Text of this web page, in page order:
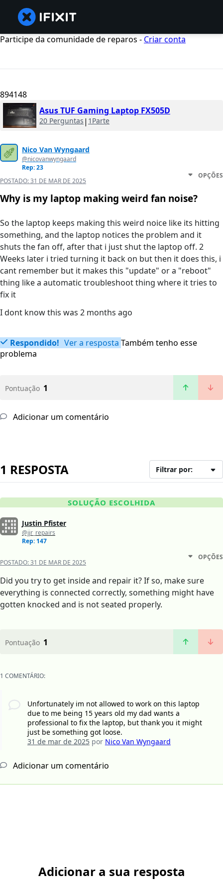
Participe da comunidade de reparos - Criar conta
894148
Asus TUF Gaming Laptop FX505D
20 Perguntas | 1Parte
Nico Van Wyngaard
@nicovanwyngaard
Rep: 23
POSTADO:31 DE MAR DE 2025
OPÇÕES
Why is my laptop making weird fan noise?
So the laptop keeps making this weird noice like its hitting
something, and the laptop notices the problem and it
shuts the fan off, after that i just shut the laptop off. 2
Weeks later i tried turning it back on but then it does this, i
cant remember but it makes this "update" or a "reboot"
thing like a automatic troubleshoot thing where it tries to
fix it
I dont know this was 2 months ago
Respondido! Ver a resposta Também tenho esse
problema
Pontuação 1
Adicionar um comentário
1 RESPOSTA Filtrar por:
SOLUÇÃO ESCOLHIDA
Justin Pfister
@jjr_repairs
Rep: 147
POSTADO:31 DE MAR DE 2025
OPÇÕES
Did you try to get inside and repair it? If so, make sure
everything is connected correctly, something might have
gotten knocked and is not seated properly.
Pontuação 1
1 COMENTÁRIO:
Unfortunately im not allowed to work on this laptop
due to me being 15 years old my dad wants a
professional to fix the laptop, but thank you it might
just be something got loose.
31 de mar de 2025por Nico Van Wyngaard
Adicionar um comentário
Adicionar a sua resposta